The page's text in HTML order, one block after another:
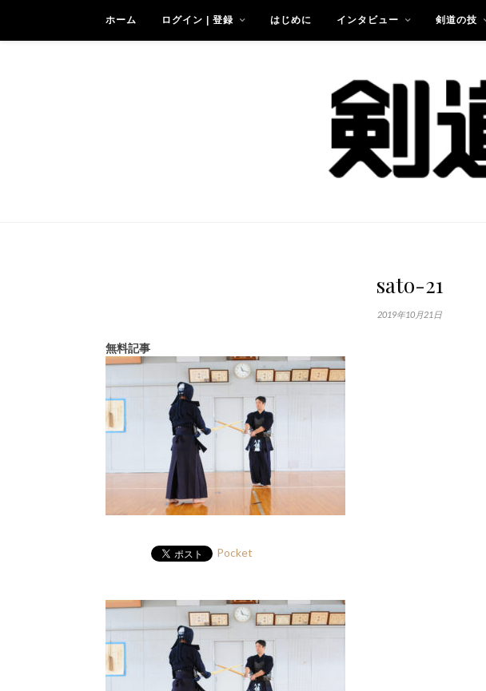
ホーム ログイン | 登録 はじめに インタビュー 剣道の技
sato-21
2019年10月21日
無料記事
Pocket